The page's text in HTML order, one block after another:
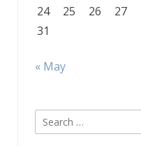
24
25 26 27
31
« May
Search
for: